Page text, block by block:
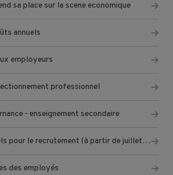
sa place sur la scene economique
annuels
employeurs
professionnel
- enseignement secondaire
Subsides sectoriels pour le recrutement (à partir de juillet 2022)
des employés